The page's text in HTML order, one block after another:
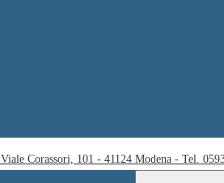
Viale Corassori, 101 - 41124 Modena - Tel.